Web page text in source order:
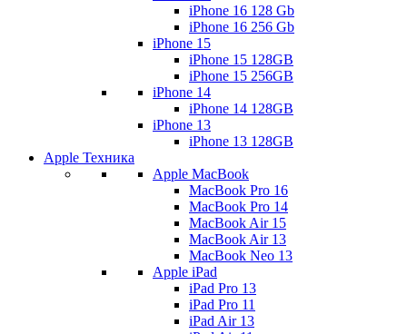
iPhone 16 128 Gb
iPhone 16 256 Gb
iPhone 15
iPhone 15 128GB
iPhone 15 256GB
iPhone 14
iPhone 14 128GB
iPhone 13
iPhone 13 128GB
Apple Техника
Apple MacBook
MacBook Pro 16
MacBook Pro 14
MacBook Air 15
MacBook Air 13
MacBook Neo 13
Apple iPad
iPad Pro 13
iPad Pro 11
iPad Air 13